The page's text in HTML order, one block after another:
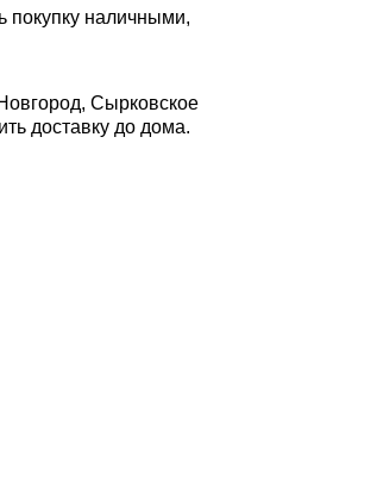
покупку наличными,
Сырковское
доставку до дома.